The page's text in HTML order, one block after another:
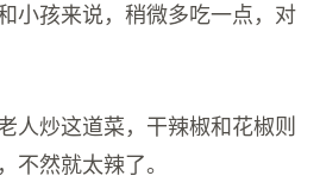
小孩来说，稍微多吃一点，对
人炒这道菜，干辣椒和花椒则
不然就太辣了。